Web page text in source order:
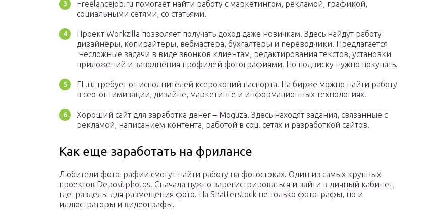
Freelancejob.ru помогает найти работу с маркетингом, рекламой, графикой,
социальными сетями, со статьями.
Проект Workzilla позволяет получать доход даже новичкам. Здесь найдут работу
дизайнеры, копирайтеры, вебмастера, бухгалтеры и переводчики. Предлагается
несложные задачи в виде звонков клиентам, редактирования текстов, установки
приложений и заполнения профилей фотографиями. Но подписку нужно покупать.
FL.ru требует от исполнителей ксерокопий паспорта. На бирже можно найти работу
в сео-оптимизации, дизайне, маркетинге и информационных технологиях.
Хороший сайт для заработка денег – Moguza. Здесь находят задания, связанные с
рекламой, написанием контента, работой в соц. сетях и разработкой сайтов.
Как еще заработать на фрилансе
Любители фотографии смогут найти работу на фотостоках. Один из самых крупных
проектов Depositphotos. Сначала нужно зарегистрироваться и зайти в личный кабинет,
где разделы для размещения фото. На Shatterstock не только фотографы, но и
иллюстраторы и видеографы.